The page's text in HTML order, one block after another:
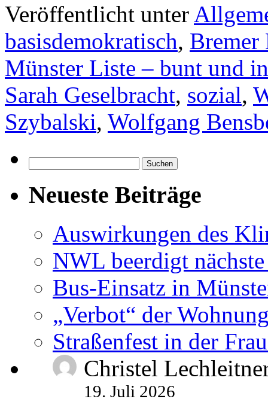
Veröffentlicht unter
basisdemokratisch, Bremer
Münster Liste – bunt und
Sarah Geselbracht, sozial,
Szybalski, Wolfgang
nach:
Neueste Beiträge
Auswirkungen des
NWL beerdigt
Bus-Einsatz in
„Verbot“ der
Straßenfest in der
Christel
19. Juli 2026